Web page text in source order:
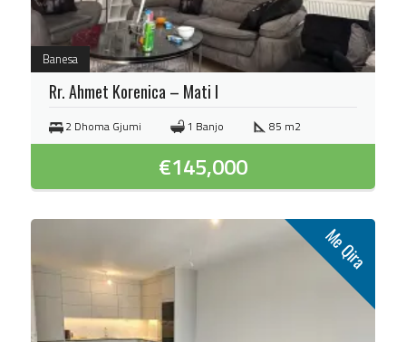
Banesa
Rr. Ahmet Korenica – Mati I
2 Dhoma Gjumi 1 Banjo 85 m2
€145,000
Me Qira